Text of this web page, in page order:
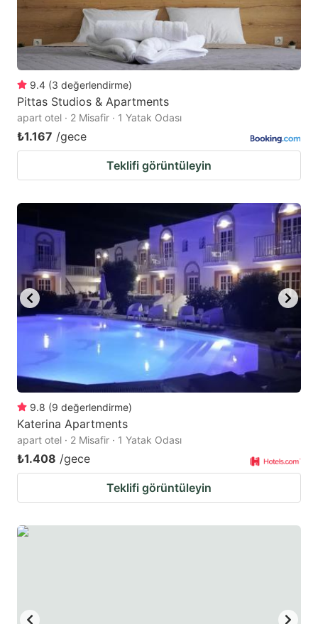
9.4 (3 değerlendirme)
Pittas Studios & Apartments
apart otel · 2 Misafir · 1 Yatak Odası
₺1.167 /gece
Teklifi görüntüleyin
9.8 (9 değerlendirme)
Katerina Apartments
apart otel · 2 Misafir · 1 Yatak Odası
₺1.408 /gece
Teklifi görüntüleyin